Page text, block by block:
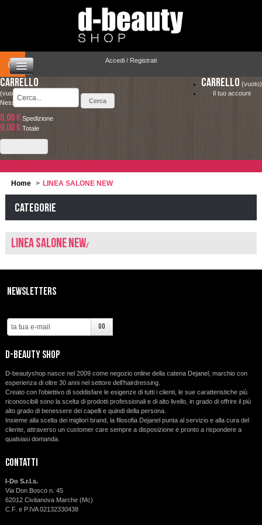
Accedi / Registrati
Carrello (vuoto)
Il tuo account
Carrello
(vuoto)
Nessun prodotto
0,00 € Spedizione
0,00 € Totale
HOME
VISO E CORPO
SOLARI
UOMO
LA SPEDIZIONE COSTA SOLO 4.90 € ED È
COMPLETAMENTE GRATUITA PER ORDINI
Home > LINEA SALONE NEW
Categorie
LINEA SALONE NEW
Newsletters
d-beauty shop
D-beautyshop nasce nel 2009 come negozio online della catena Dejanel, marchio con
esperienza di oltre 30 anni nel settore dell’hairdressing.
Creato con l'obiettivo di soddisfare le esigenze di tutti i clienti, le sue caratteristiche più
riconoscibili sono la scelta di prodotti professionali e di alto livello, in grado di offrire il più
alto grado di benessere dei capelli e quindi della persona.
Insieme alla scelta dei migliori brand, la filosofia Dejanel punta al servizio e alla cura del
cliente, attraverso un customer care sempre a disposizione e pronto a rispondere a
qualsiasi domanda.
Contatti
I-Do S.r.l.s.
Via Don Bosco n. 45
62012 Civitanova Marche (Mc)
C.F. e P.IVA 02132330438